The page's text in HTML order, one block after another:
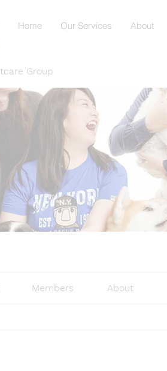
Home Our Services About
Group
Members About